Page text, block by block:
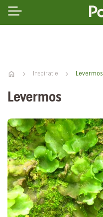
Inspiratie Levermos
Levermos